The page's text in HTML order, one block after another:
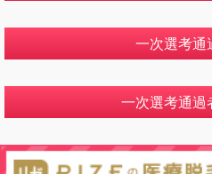
一次選考通
一次選考通過